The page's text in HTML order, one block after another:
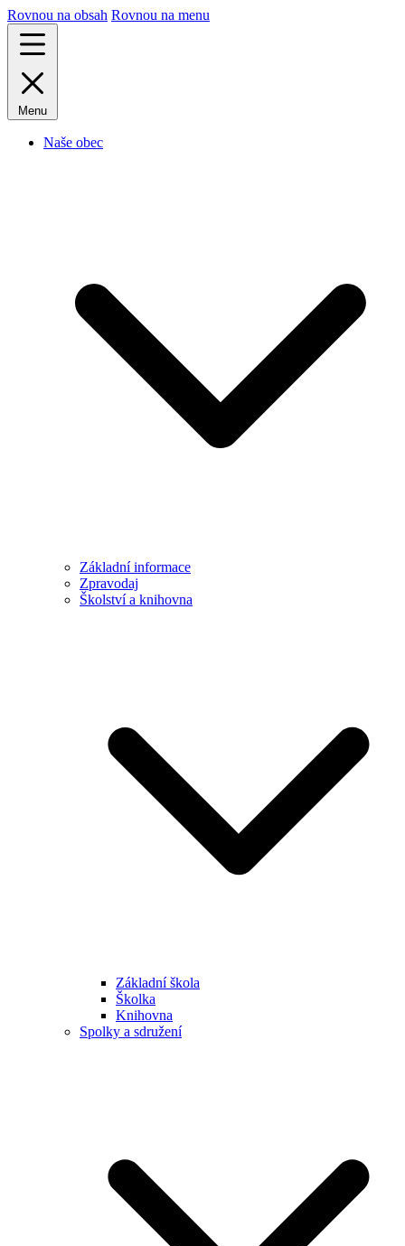
Rovnou na obsah Rovnou na menu
Menu
Naše obec
Základní informace
Zpravodaj
Školství a knihovna
Základní škola
Školka
Knihovna
Spolky a sdružení